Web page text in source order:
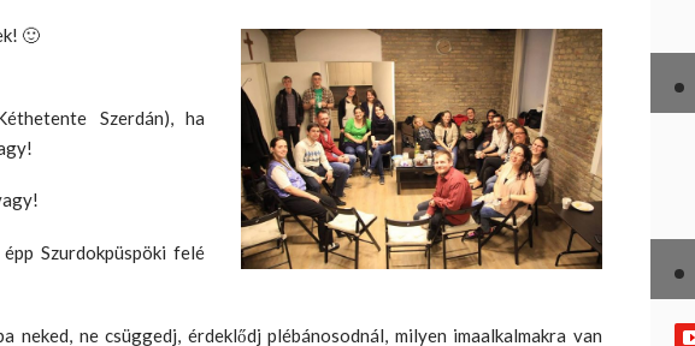
🙂
Szerdán), ha
Szurdokpüspöki felé
neked, ne csüggedj, érdeklődj plébánosodnál, milyen imaalkalmakra van